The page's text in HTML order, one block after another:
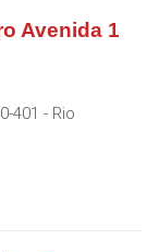
Avenida 1
401 - Rio